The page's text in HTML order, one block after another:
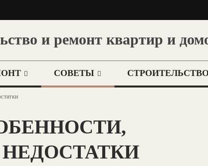
и ремонт квартир и
СОВЕТЫ СТРОИТЕЛЬСТВО